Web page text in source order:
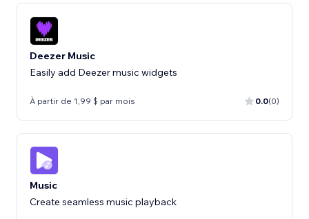
Deezer Music
Easily add Deezer music widgets
À partir de 1,99 $ par mois 0.0(0)
Music
Create seamless music playback